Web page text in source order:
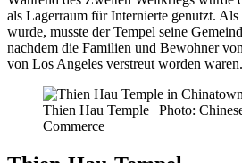
als Lagerraum für Internierte genutzt.
wurde, musste der Tempel seine
nachdem die Familien und Bewohner
von Los Angeles verstreut worden waren.
Thien Hau Temple | Photo:
Commerce